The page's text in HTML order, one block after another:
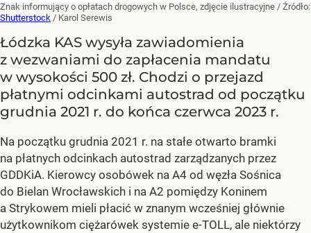
Znak informujący o opłatach drogowych w Polsce, zdjęcie ilustracyjne / Źródło:
Shutterstock / Karol Serewis
Łódzka KAS wysyła zawiadomienia
z wezwaniami do zapłacenia mandatu
w wysokości 500 zł. Chodzi o przejazd
płatnymi odcinkami autostrad od początku
grudnia 2021 r. do końca czerwca 2023 r.
Na początku grudnia 2021 r. na stałe otwarto bramki
na płatnych odcinkach autostrad zarządzanych przez
GDDKiA. Kierowcy osobówek na A4 od węzła Sośnica
do Bielan Wrocławskich i na A2 pomiędzy Koninem
a Strykowem mieli płacić w znanym wcześniej głównie
użytkownikom ciężarówek systemie e-TOLL, ale niektórzy